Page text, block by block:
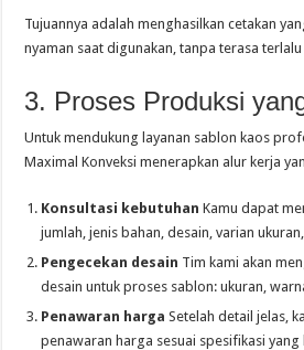
Tujuannya adalah menghasilkan cetakan
nyaman saat digunakan, tanpa terasa
3. Proses Produksi
Untuk mendukung layanan sablon kaos
Maximal Konveksi menerapkan alur kerja
Konsultasi kebutuhan Kamu dapat
jumlah, jenis bahan, desain, varian
Pengecekan desain Tim kami akan
desain untuk proses sablon: ukuran,
Penawaran harga Setelah detail jelas,
penawaran harga sesuai spesifikasi yang